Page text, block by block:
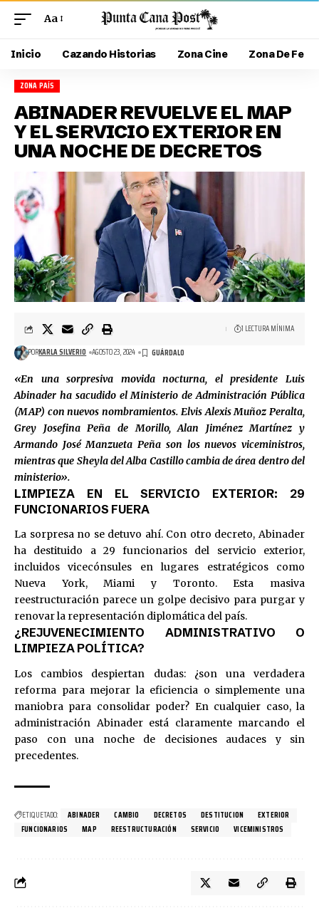
Aa
Inicio Cazando Historias Zona Cine Zona De Fe
ZONA PAÍS
ABINADER REVUELVE EL MAP
Y EL SERVICIO EXTERIOR EN
UNA NOCHE DE DECRETOS
PORKARLA SILVERIO AGOSTO 23, 2024
1 LECTURA MÍNIMA
«En una sorpresiva movida nocturna, el presidente Luis
Abinader ha sacudido el Ministerio de Administración Pública
(MAP) con nuevos nombramientos. Elvis Alexis Muñoz Peralta,
Grey Josefina Peña de Morillo, Alan Jiménez Martínez y
Armando José Manzueta Peña son los nuevos viceministros,
mientras que Sheyla del Alba Castillo cambia de área dentro del
ministerio».
LIMPIEZA EN EL SERVICIO EXTERIOR: 29
FUNCIONARIOS FUERA
La sorpresa no se detuvo ahí. Con otro decreto, Abinader
ha destituido a 29 funcionarios del servicio exterior,
incluidos vicecónsules en lugares estratégicos como
Nueva York, Miami y Toronto. Esta masiva
reestructuración parece un golpe decisivo para purgar y
renovar la representación diplomática del país.
¿REJUVENECIMIENTO ADMINISTRATIVO O
LIMPIEZA POLÍTICA?
Los cambios despiertan dudas: ¿son una verdadera
reforma para mejorar la eficiencia o simplemente una
maniobra para consolidar poder? En cualquier caso, la
administración Abinader está claramente marcando el
paso con una noche de decisiones audaces y sin
precedentes.
ETIQUETADO: ABINADER CAMBIO DECRETOS DESTITUCION
EXTERIOR
FUNCIONARIOS
MAP REESTRUCTURACIÓN SERVICIO VICEMINISTROS